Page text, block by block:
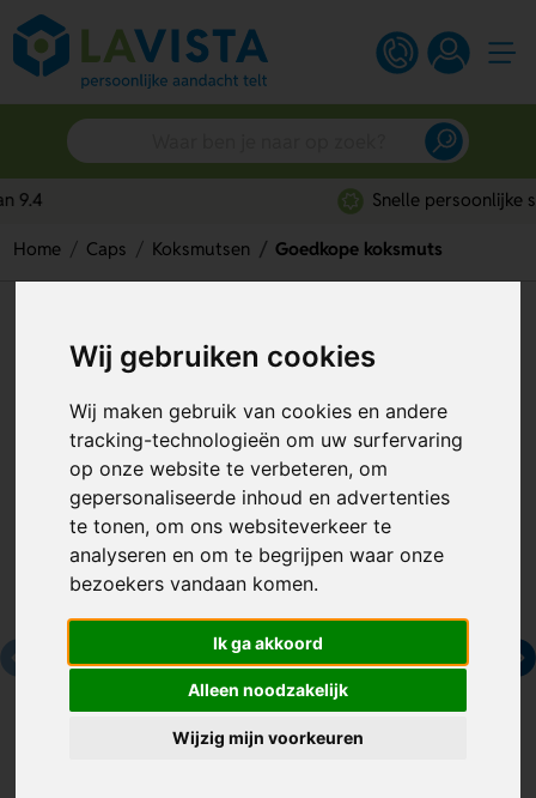
Wij gebruiken cookies
Wij maken gebruik van cookies en andere
tracking-technologieën om uw surfervaring
op onze website te verbeteren, om
gepersonaliseerde inhoud en advertenties
te tonen, om ons websiteverkeer te
analyseren en om te begrijpen waar onze
bezoekers vandaan komen.
Ik ga akkoord
Alleen noodzakelijk
Wijzig mijn voorkeuren
Snelle persoonlijke service
Home Caps Koksmutsen Goedkope koksmuts
Artikelnummer:131266